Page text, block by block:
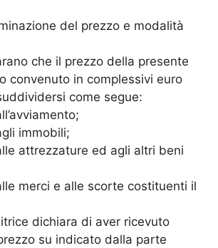
del prezzo e modalità
che il prezzo della presente
convenuto in complessivi euro
come segue:
immobili;
attrezzature ed agli altri beni
merci e alle scorte costituenti il
dichiara di aver ricevuto
su indicato dalla parte